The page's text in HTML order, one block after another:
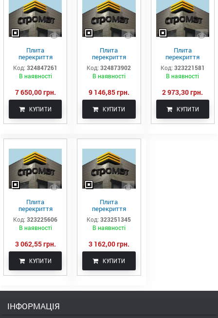
Плита
перекриття
пустотна ПК 63-
10-8
Код: 324847261
В наявності
7 650,00 грн.
КУПИТИ
Плита
перекриття
пустотна ПК 72-
12-8
Код: 324873902
В наявності
9 146,85 грн.
КУПИТИ
Плита
перекриття
пустотна ПК 20-
12-8
Код: 323221581
В наявності
2 973,30 грн.
КУПИТИ
Плита
перекриття
пустотна ПК 21-
10-8
Код: 323225606
В наявності
3 062,55 грн.
КУПИТИ
Плита
перекриття
пустотна ПК 22-
12-8
Код: 323251345
В наявності
3 162,00 грн.
КУПИТИ
ІНФОРМАЦІЯ